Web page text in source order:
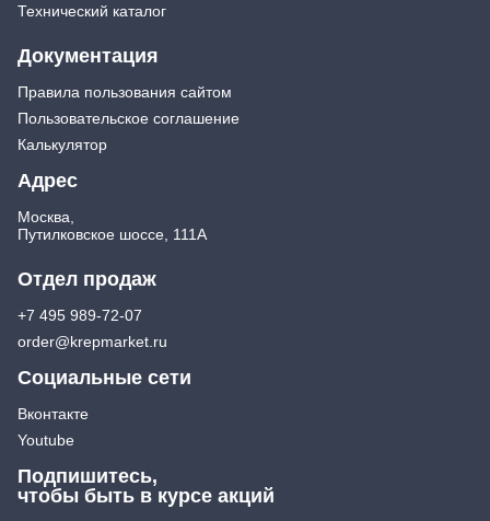
Технический каталог
Документация
Правила пользования сайтом
Пользовательское соглашение
Калькулятор
Адрес
Москва,
Путилковское шоссе, 111А
Отдел продаж
+7 495 989-72-07
order@krepmarket.ru
Социальные сети
Вконтакте
Youtube
Подпишитесь,
чтобы быть в курсе акций